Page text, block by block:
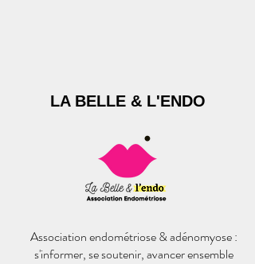
Association endométriose & adénomyose :
s'informer, se soutenir, avancer ensemble
LA BELLE & L'ENDO